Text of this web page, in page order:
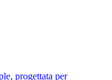
progettata per